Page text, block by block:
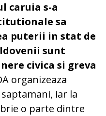
caruia s-a
sa
puterii in stat de
sunt
civica si greva
organizeaza
iar la
o parte dintre